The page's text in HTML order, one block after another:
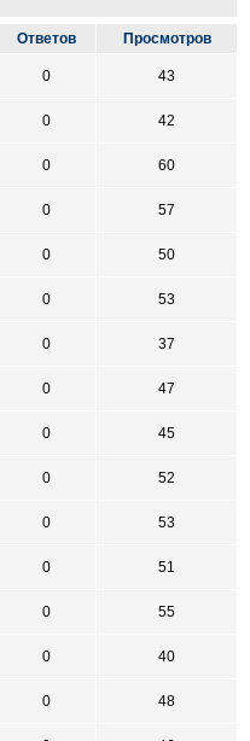
Ответов
Просмотров
0 43
0 42
0 60
0 57
0 50
0 53
0 37
0 47
0 45
0 52
0 53
0 51
0 55
0 40
0 48